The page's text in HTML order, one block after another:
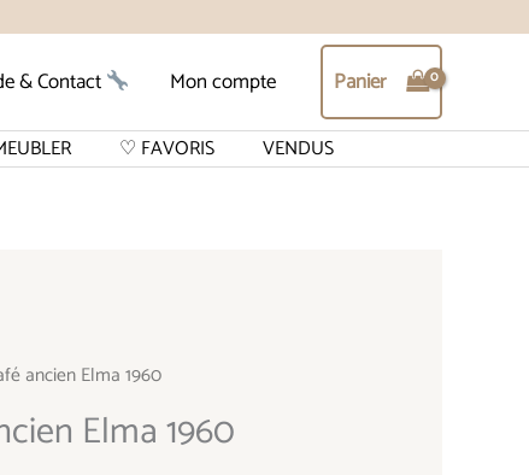
& Contact Mon compte Panier
♡ FAVORIS VENDUS
ancien Elma 1960
Elma 1960